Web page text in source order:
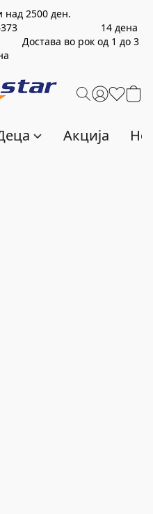
над 2500 ден.
14 дена
во рок од 1 до 3
Акција